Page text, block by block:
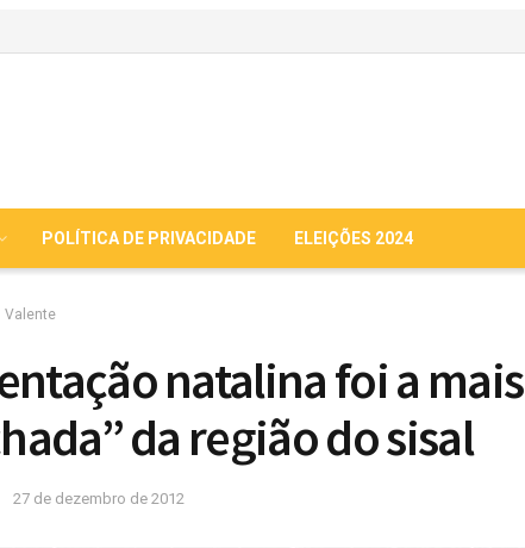
POLÍTICA DE PRIVACIDADE ELEIÇÕES 2024
Valente
natalina foi a mais
da região do sisal
27 de dezembro de 2012